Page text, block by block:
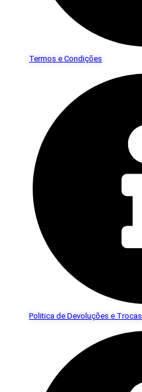
Termos e Condições
Politica de Devoluções e Trocas